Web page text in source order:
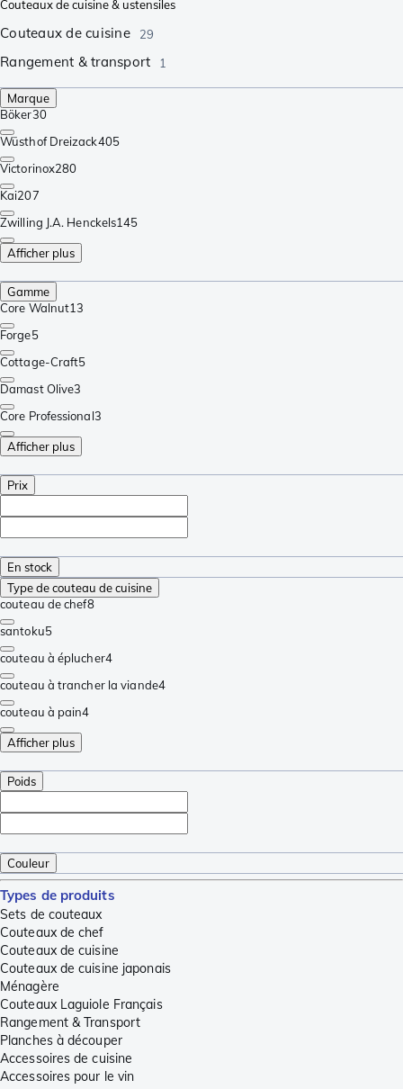
Couteaux de cuisine & ustensiles
Couteaux de cuisine 29
Rangement & transport 1
Marque
Böker30
Wüsthof Dreizack405
Victorinox280
Kai207
Zwilling J.A. Henckels145
Afficher plus
Gamme
Core Walnut13
Forge5
Cottage-Craft5
Damast Olive3
Core Professional3
Afficher plus
Prix
En stock
Type de couteau de cuisine
couteau de chef8
santoku5
couteau à éplucher4
couteau à trancher la viande4
couteau à pain4
Afficher plus
Poids
Couleur
Types de produits
Sets de couteaux
Couteaux de chef
Couteaux de cuisine
Couteaux de cuisine japonais
Ménagère
Couteaux Laguiole Français
Rangement & Transport
Planches à découper
Accessoires de cuisine
Accessoires pour le vin